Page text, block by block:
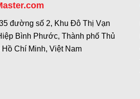
đường số 2, Khu Đô Thị Vạn
Bình Phước, Thành phố Thủ
Chí Minh, Việt Nam